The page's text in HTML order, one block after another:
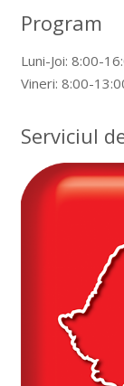
Program
Luni-Joi: 8:00-
Vineri: 8:00-
Serviciul